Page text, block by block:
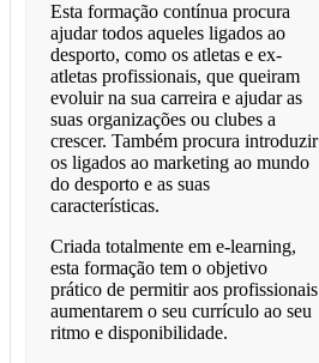
Esta formação contínua procura
ajudar todos aqueles ligados ao
desporto, como os atletas e ex-
atletas profissionais, que queiram
evoluir na sua carreira e ajudar as
suas organizações ou clubes a
crescer. Também procura introduzir
os ligados ao marketing ao mundo
do desporto e as suas
características.
Criada totalmente em e-learning,
esta formação tem o objetivo
prático de permitir aos profissionais
aumentarem o seu currículo ao seu
ritmo e disponibilidade.